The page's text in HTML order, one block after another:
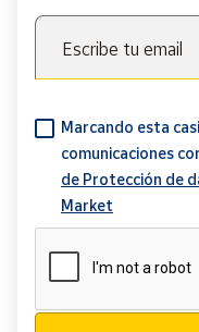
Escribe tu email
Marcando esta
comunicaciones
de Protección de
Market